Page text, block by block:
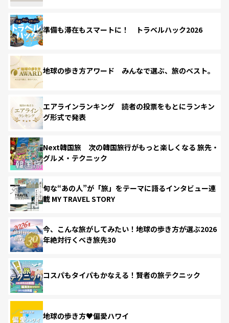
準備も滞在もスマートに！ トラベルハック2026
地球の歩き方アワード みんなで選ぶ、旅のベスト。
エアラインランキング 読者の投票をもとにランキン
グ形式で発表
Next韓国旅 次の韓国旅行がもっと楽しくなる 旅先・
グルメ・テクニック
旬な“あの人”が「旅」をテーマに語るインタビュー連
載 MY TRAVEL STORY
今、こんな旅がしてみたい！地球の歩き方が選ぶ2026
年絶対行くべき旅先30
コスパもタイパもかなえる！賢者の旅テクニック
地球の歩き方♥偏愛ハワイ